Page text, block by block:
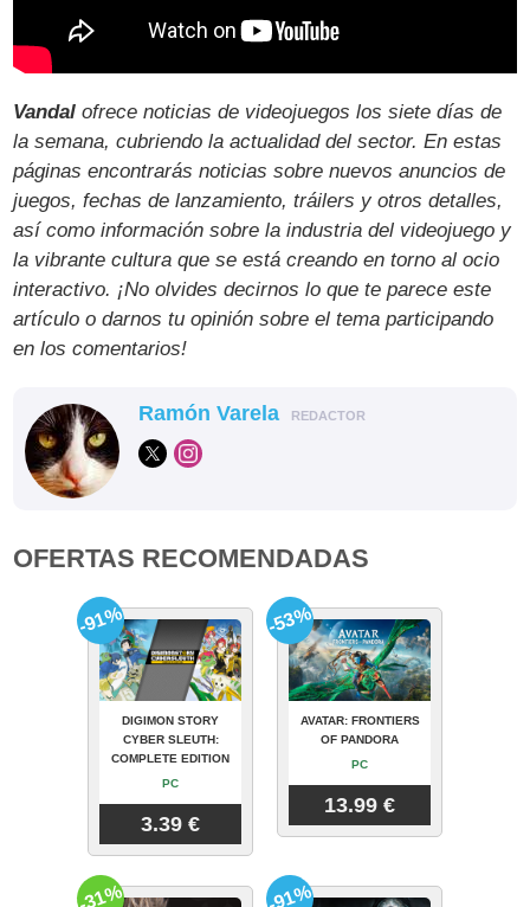
Vandal ofrece noticias de videojuegos los siete días de
la semana, cubriendo la actualidad del sector. En estas
páginas encontrarás noticias sobre nuevos anuncios de
juegos, fechas de lanzamiento, tráilers y otros detalles,
así como información sobre la industria del videojuego y
la vibrante cultura que se está creando en torno al ocio
interactivo. ¡No olvides decirnos lo que te parece este
artículo o darnos tu opinión sobre el tema participando
en los comentarios!
Ramón Varela REDACTOR
OFERTAS RECOMENDADAS
DIGIMON STORY
CYBER SLEUTH:
COMPLETE EDITION
PC
3.39 €
-91%
AVATAR: FRONTIERS
OF PANDORA
PC
13.99 €
-53%
-31% -91%